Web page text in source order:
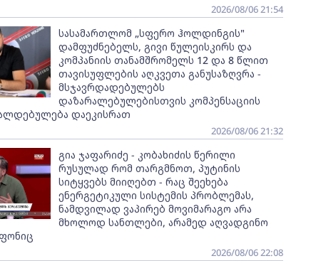
2026/08/06 21:54
სასამართლომ „სფერო ჰოლდინგის"
დამფუძნებელს, გივი წულეისკირს და
კომპანიის თანამშრომელს 12 და 8 წლით
თავისუფლების აღკვეთა განუსაზღვრა -
მსჯავრდადებულებს
დაზარალებულებისთვის კომპენსაციის
დაეკისრათ
2026/08/06 21:32
გია ჯაფარიძე - კობახიძის წერილი
რუსულად რომ თარგმნოთ, პუტინის
სიტყვებს მიიღებთ - რაც შეეხება
ენერგეტიკული სისტემის პრობლემას,
ნამდვილად ვაპირებ მოვიმარაგო არა
მხოლოდ სანთლები, არამედ აღვადგინო
2026/08/06 22:08